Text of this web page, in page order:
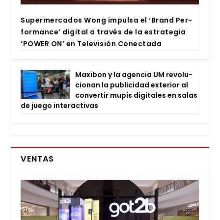
Super­mer­ca­dos Wong impul­sa el ‘Brand Per­
for­man­ce’ digi­tal a tra­vés de la estra­te­gia
‘POWER ON’ en Tele­vi­sión Conec­ta­da
Maxi­bon y la agen­cia UM revo­lu­
cio­nan la publi­ci­dad exte­rior al
con­ver­tir mupis digi­ta­les en salas
de jue­go inter­ac­ti­vas
VENTAS